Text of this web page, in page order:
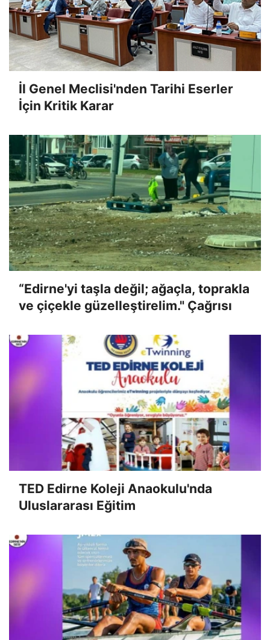
İl Genel Meclisi'nden Tarihi Eserler
İçin Kritik Karar
“Edirne'yi taşla değil; ağaçla, toprakla
ve çiçekle güzelleştirelim." Çağrısı
TED Edirne Koleji Anaokulu'nda
Uluslararası Eğitim